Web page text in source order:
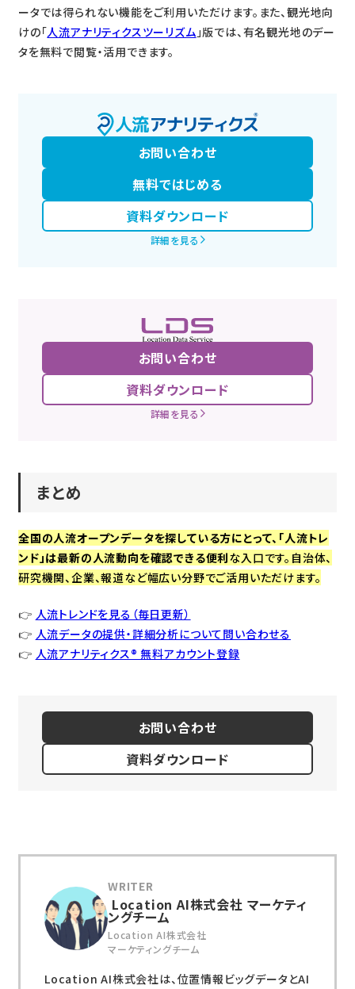
ータでは得られない機能をご利用いただけます。また、観光地向
けの「人流アナリティクスツーリズム 」版では、有名観光地のデー
タを無料で閲覧・活用できます。
お問い合わせ
無料ではじめる
資料ダウンロード
詳細を見る
お問い合わせ
資料ダウンロード
詳細を見る
まとめ
全国の人流オープンデータを探している方にとって、「人流トレ
ンド」は最新の人流動向を確認できる便利な入口です。自治体、
研究機関、企業、報道など幅広い分野でご活用いただけます。
👉 人流トレンドを見る（毎日更新）
👉 人流データの提供・詳細分析について問い合わせる
👉 人流アナリティクス® 無料アカウント登録
お問い合わせ
資料ダウンロード
Location AI株式会社 マーケティ
ングチーム
Location AI株式会社
マーケティングチーム
Location AI株式会社は、位置情報ビッグデータとAI